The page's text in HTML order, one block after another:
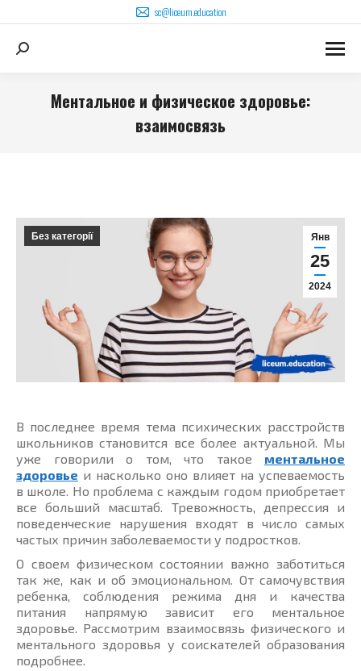
sc@liceum.education
Поиск:
Ментальное и физическое здоровье:
взаимосвязь
Янв
25
2024
Без категорії
В последнее время тема психических расстройств
школьников становится все более актуальной. Мы
уже говорили о том, что такое ментальное
здоровье и насколько оно влияет на успеваемость
в школе. Но проблема с каждым годом приобретает
все больший масштаб. Тревожность, депрессия и
поведенческие нарушения входят в число самых
частых причин заболеваемости у подростков.
О своем физическом состоянии важно заботиться
так же, как и об эмоциональном. От самочувствия
ребенка, соблюдения режима дня и качества
питания напрямую зависит его ментальное
здоровье. Рассмотрим взаимосвязь физического и
ментального здоровья у соискателей образования
подробнее.